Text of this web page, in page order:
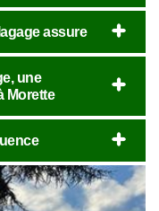
assure
une
Morette